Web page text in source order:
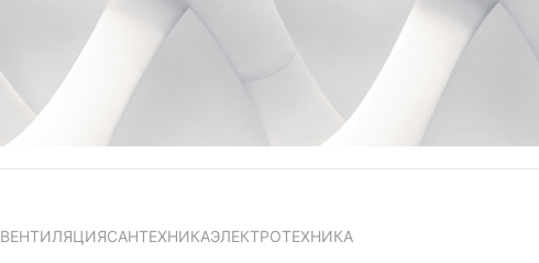
ВЕНТИЛЯЦИЯСАНТЕХНИКАЭЛЕКТРОТЕХНИКА